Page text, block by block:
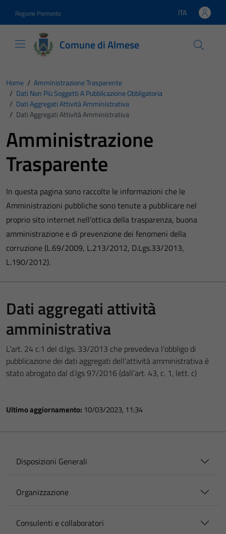
Regione Piemonte Lingua attiva:
ITA
Comune di Almese
Home / Amministrazione Trasparente
/ Dati Non Più Soggetti A Pubblicazione Obbligatoria
/ Dati Aggregati Attività Amministrativa
/ Dati Aggregati Attività Amministrativa
Amministrazione
Trasparente
In questa pagina sono raccolte le informazioni che le
Amministrazioni pubbliche sono tenute a pubblicare nel
proprio sito internet nell’ottica della trasparenza, buona
amministrazione e di prevenzione dei fenomeni della
corruzione (L.69/2009, L.213/2012, D.Lgs.33/2013,
L.190/2012).
Dati aggregati attività
amministrativa
L’art. 24 c.1 del d.lgs. 33/2013 che prevedeva l’obbligo di
pubblicazione dei dati aggregati dell’attività amministrativa è
stato abrogato dal d.lgs 97/2016 (dall’art. 43, c. 1, lett. c)
Ultimo aggiornamento: 10/03/2023, 11:34
Disposizioni Generali
Organizzazione
Consulenti e collaboratori